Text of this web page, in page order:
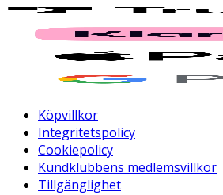
Köpvillkor
Integritetspolicy
Cookiepolicy
Kundklubbens medlemsvillkor
Tillgänglighet